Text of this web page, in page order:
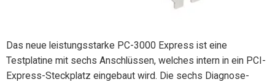
Das neue leistungsstarke PC-3000 Express ist eine
Testplatine mit sechs Anschlüssen, welches intern in ein PCI-
Express-Steckplatz eingebaut wird. Die sechs Diagnose-